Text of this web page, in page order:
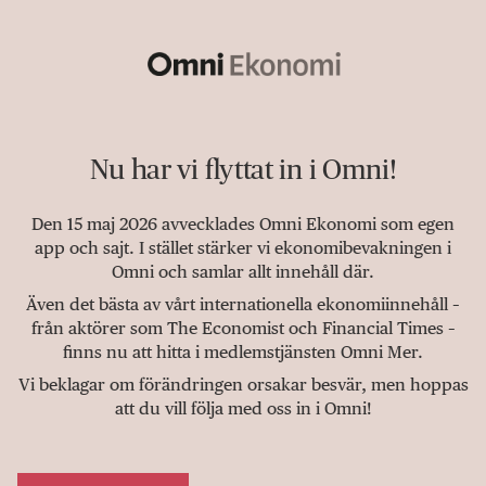
Nu har vi flyttat in i Omni!
Den 15 maj 2026 avvecklades Omni Ekonomi som egen
app och sajt. I stället stärker vi ekonomibevakningen i
Omni och samlar allt innehåll där.
Även det bästa av vårt internationella ekonomiinnehåll –
från aktörer som The Economist och Financial Times –
finns nu att hitta i medlemstjänsten Omni Mer.
Vi beklagar om förändringen orsakar besvär, men hoppas
att du vill följa med oss in i Omni!